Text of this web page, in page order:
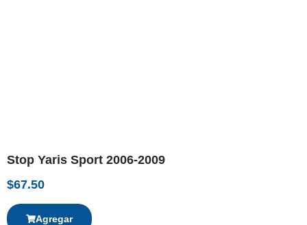
Stop Yaris Sport 2006-2009
$67.50
Agregar